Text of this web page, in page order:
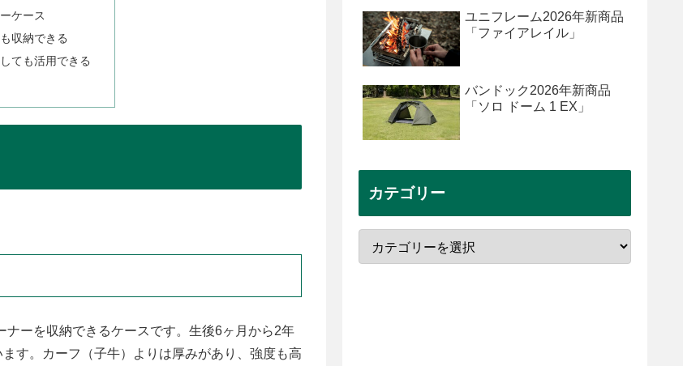
ケース
収納できる
ても活用できる
ーを収納できるケースです。生後6ヶ月から2年
す。カーフ（子牛）よりは厚みがあり、強度も高
ユニフレーム2026年新商品
「ファイアレイル」
バンドック2026年新商品
「ソロ ドーム 1 EX」
カテゴリー